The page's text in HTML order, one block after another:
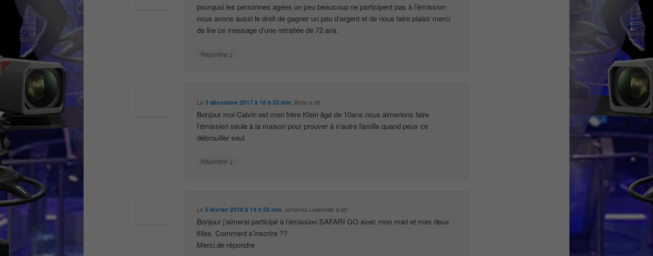
pourquoi les personnes agées un peu beaucoup ne participent pas à l’émission
nous avons aussi le droit de gagner un peu d’argent et de nous faire plaisir merci
de lire ce message d’une retraitée de 72 ans.
Répondre ↓
Le3 décembre 2017 à 16 h 53 min ,Walo a dit :
Bonjour moi Calvin est mon frère Klein âgé de 10ans nous aimerions faire
l’émission seule à la maison pour prouver à n’autre famille quand peux ce
débrouiller seul
Répondre ↓
Le5 février 2018 à 14 h 28 min ,Johanna Lowenski a dit :
Bonjour j’aimerai participé à l’émission SAFARI GO avec mon mari et mes deux
filles. Comment s’inscrire ??
Merci de répondre